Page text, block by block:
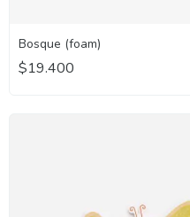
Bosque (foam)
$19.400